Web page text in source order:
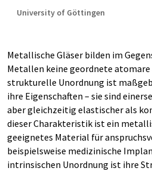
University of Göttingen
Metallische Gläser bilden im
Metallen keine geordnete atomare
strukturelle Unordnung ist
ihre Eigenschaften – sie sind
aber gleichzeitig elastischer als
dieser Charakteristik ist ein
geeignetes Material für
beispielsweise medizinische
intrinsischen Unordnung ist ihre